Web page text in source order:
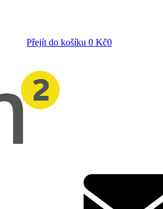
Přejít do košíku 0 Kč0